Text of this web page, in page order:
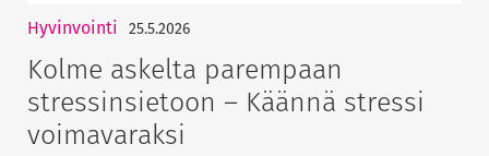
Hyvinvointi 25.5.2026
Kolme askelta parempaan
stressinsietoon – Käännä stressi
voimavaraksi